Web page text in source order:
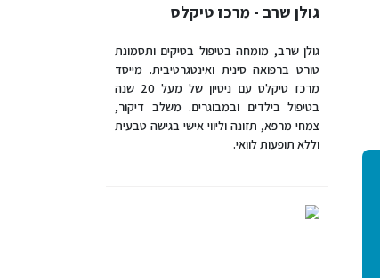
גולן שרב - מרכז טיקלס
גולן שרב, מומחה בטיפול בטיקים ותסמונת
טורט ברפואה סינית ואינטגרטיבית. מייסד
מרכז טיקלס עם ניסיון של מעל 20 שנה
בטיפול בילדים ובמבוגרים. משלב דיקור,
צמחי מרפא, תזונה וליווי אישי בגישה טבעית
וללא תופעות לוואי.